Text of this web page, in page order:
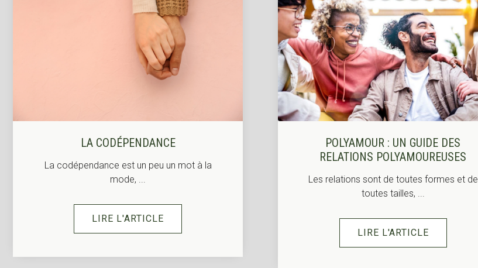
LA CODÉPENDANCE
La codépendance est un peu un mot à la
mode, ...
LIRE L'ARTICLE
POLYAMOUR : UN GUIDE DES
RELATIONS POLYAMOUREUSES
Les relations sont de toutes formes et de
toutes tailles, ...
LIRE L'ARTICLE